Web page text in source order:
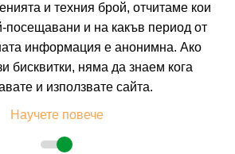
ALEXANDROUPOLIS HOTEL
ALEXANDROUPOLIS, GREECE
и техния брой, отчитаме кои
посещавани и на какъв период от
информация е анонимна. Ако
бисквитки, няма да знаем кога
и използвате сайта.
Научете повече